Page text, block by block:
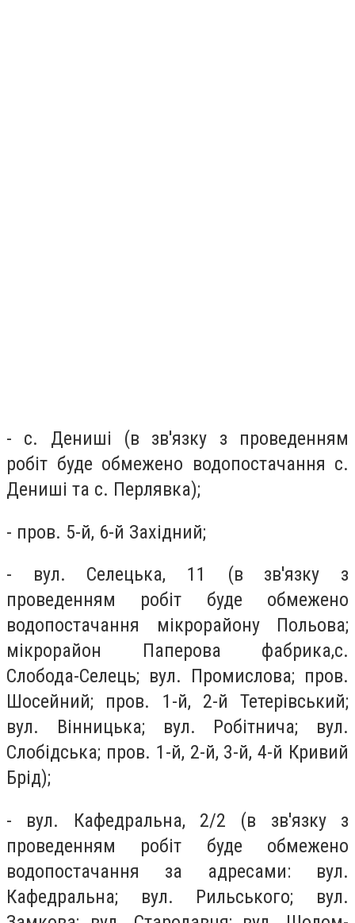
- с. Дениші (в зв'язку з проведенням
робіт буде обмежено водопостачання с.
Дениші та с. Перлявка);
- пров. 5-й, 6-й Західний;
- вул. Селецька, 11 (в зв'язку з
проведенням робіт буде обмежено
водопостачання мікрорайону Польова;
мікрорайон Паперова фабрика,с.
Слобода-Селець; вул. Промислова; пров.
Шосейний; пров. 1-й, 2-й Тетерівський;
вул. Вінницька; вул. Робітнича; вул.
Слобідська; пров. 1-й, 2-й, 3-й, 4-й Кривий
Брід);
- вул. Кафедральна, 2/2 (в зв'язку з
проведенням робіт буде обмежено
водопостачання за адресами: вул.
Кафедральна; вул. Рильського; вул.